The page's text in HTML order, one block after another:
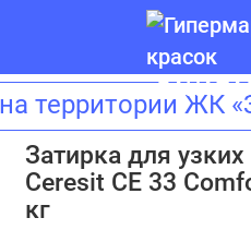
территории
Затирка для
Ceresit СЕ 33
кг